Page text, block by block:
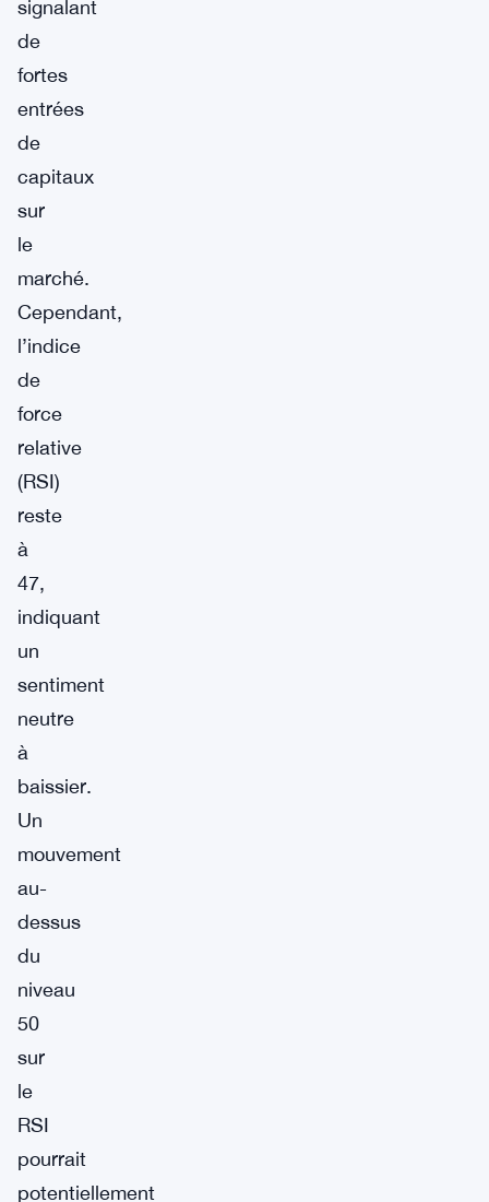
signalant
de
fortes
entrées
de
capitaux
sur
le
marché.
Cependant,
l’indice
de
force
relative
(RSI)
reste
à
47,
indiquant
un
sentiment
neutre
à
baissier.
Un
mouvement
au-
dessus
du
niveau
50
sur
le
RSI
pourrait
potentiellement